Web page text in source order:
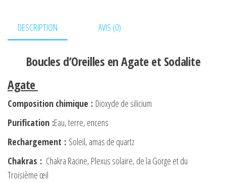
Sodalite
DESCRIPTION AVIS (0)
Boucles d’Oreilles en Agate et Sodalite
Agate
Composition chimique : Dioxyde de silicium
Purification :Eau, terre, encens
Rechargement : Soleil, amas de quartz
Chakras : Chakra Racine, Plexus solaire, de la Gorge et du
Troisième œil